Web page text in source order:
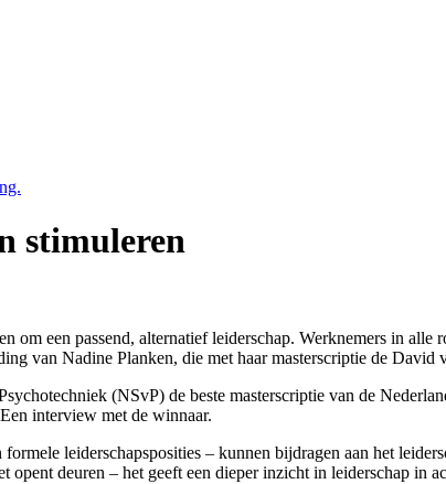
stimuleren
een passend, alternatief leiderschap. Werknemers in
van Nadine Planken, die met haar masterscriptie de
(NSvP) de beste masterscriptie van de
interview met de winnaar.
leiderschapsposities – kunnen bijdragen aan het
deuren – het geeft een dieper inzicht in leiderschap in